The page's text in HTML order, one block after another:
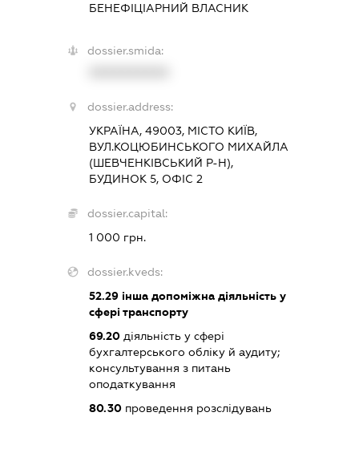
БЕНЕФІЦІАРНИЙ ВЛАСНИК
dossier.smida:
dossier.address:
УКРАЇНА, 49003, МІСТО КИЇВ,
ВУЛ.КОЦЮБИНСЬКОГО МИХАЙЛА
(ШЕВЧЕНКІВСЬКИЙ Р-Н),
БУДИНОК 5, ОФІС 2
dossier.capital:
1 000 грн.
dossier.kveds:
52.29інша допоміжна діяльність у
сфері транспорту
69.20діяльність у сфері
бухгалтерського обліку й аудиту;
консультування з питань
оподаткування
80.30проведення розслідувань